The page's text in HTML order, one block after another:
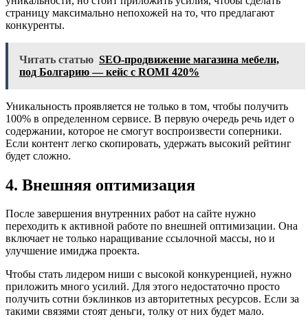
страницу максимально непохожей на то, что предлагают
конкуренты.
Читать статью SEO-продвижение магазина мебели,
под Болгарию — кейс с ROMI 420%
Уникальность проявляется не только в том, чтобы получить
100% в определенном сервисе. В первую очередь речь идет о
содержании, которое не смогут воспроизвести соперники.
Если контент легко скопировать, удержать высокий рейтинг
будет сложно.
4. Внешняя оптимизация
После завершения внутренних работ на сайте нужно
переходить к активной работе по внешней оптимизации. Она
включает не только наращивание ссылочной массы, но и
улучшение имиджа проекта.
Чтобы стать лидером ниши с высокой конкуренцией, нужно
приложить много усилий. Для этого недостаточно просто
получить сотни бэклинков из авторитетных ресурсов. Если за
такими связями стоят деньги, толку от них будет мало.